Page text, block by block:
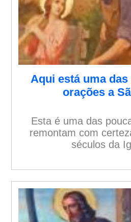
Aqui está uma
orações a
Esta é uma das
remontam com
séculos da